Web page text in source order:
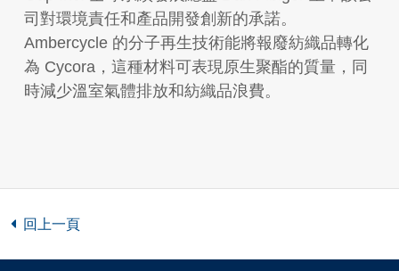
司對環境責任和產品開發創新的承諾。
Ambercycle 的分子再生技術能將報廢紡織品轉化
為 Cycora，這種材料可表現原生聚酯的質量，同
時減少溫室氣體排放和紡織品浪費。
回上一頁